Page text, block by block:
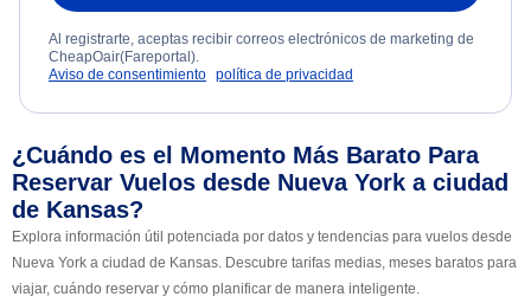
Al registrarte, aceptas recibir correos electrónicos de marketing de
CheapOair(Fareportal).
Aviso de consentimiento política de privacidad
¿Cuándo es el Momento Más Barato Para
Reservar Vuelos desde Nueva York a ciudad
de Kansas?
Explora información útil potenciada por datos y tendencias para vuelos desde
Nueva York a ciudad de Kansas. Descubre tarifas medias, meses baratos para
viajar, cuándo reservar y cómo planificar de manera inteligente.